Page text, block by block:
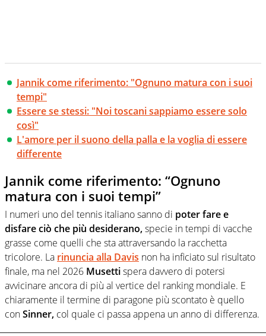
Jannik come riferimento: "Ognuno matura con i suoi
tempi"
Essere se stessi: "Noi toscani sappiamo essere solo
così"
L'amore per il suono della palla e la voglia di essere
differente
Jannik come riferimento: “Ognuno
matura con i suoi tempi”
I numeri uno del tennis italiano sanno di poter fare e
disfare ciò che più desiderano,specie in tempi di vacche
grasse come quelli che sta attraversando la racchetta
tricolore. La rinuncia alla Davis non ha inficiato sul risultato
finale, ma nel 2026 Musettispera davvero di potersi
avvicinare ancora di più al vertice del ranking mondiale. E
chiaramente il termine di paragone più scontato è quello
conSinner, col quale ci passa appena un anno di differenza.